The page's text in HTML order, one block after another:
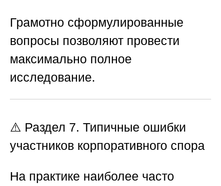
Грамотно сформулированные
вопросы позволяют провести
максимально полное
исследование.
⚠️ Раздел 7. Типичные ошибки
участников корпоративного спора
На практике наиболее часто